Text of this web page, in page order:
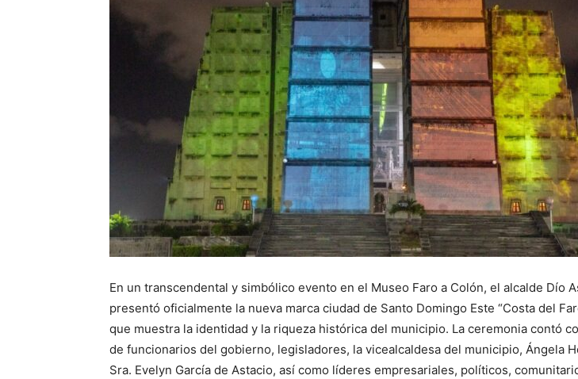
En un transcendental y simbólico evento en el Museo Faro a Colón, el alcalde Dío
presentó oficialmente la nueva marca ciudad de Santo Domingo Este “Costa del
que muestra la identidad y la riqueza histórica del municipio. La ceremonia contó
de funcionarios del gobierno, legisladores, la vicealcaldesa del municipio, Ángela
Sra. Evelyn García de Astacio, así como líderes empresariales, políticos,